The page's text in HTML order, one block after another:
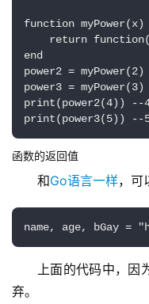
function myPower(x)
return
end
power2 = myPower(2)
power3 = myPower(3)
print(power2(4)) --4
print(power3(5)) --5
函数的返回值
和Go语言一样，可
name, age, bGay =
上面的代码中，因
弃。